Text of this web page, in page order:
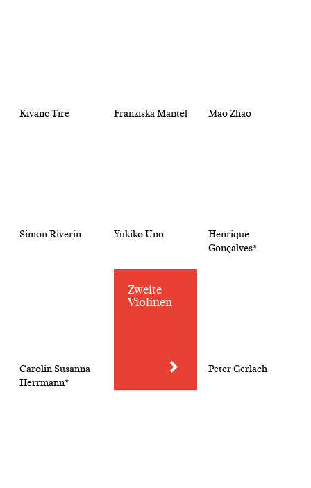
Kivanc Tire Franziska Mantel Mao Zhao
Simon Riverin Yukiko Uno
Henrique
Gonçalves*
Carolin Susanna
Herrmann*
Zweite
Violinen
Peter Gerlach